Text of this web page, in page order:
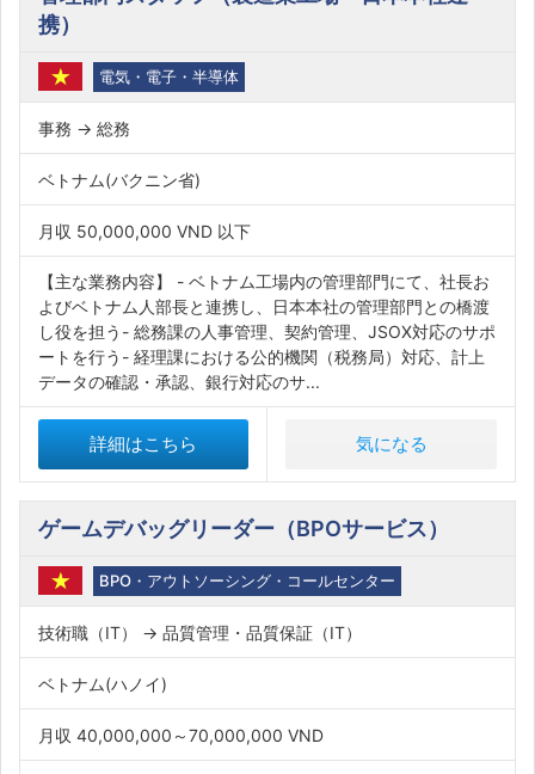
携）
電気・電子・半導体
事務 → 総務
ベトナム(バクニン省)
月収 50,000,000 VND 以下
【主な業務内容】 - ベトナム工場内の管理部門にて、社長お
よびベトナム人部長と連携し、日本本社の管理部門との橋渡
し役を担う- 総務課の人事管理、契約管理、JSOX対応のサポ
ートを行う- 経理課における公的機関（税務局）対応、計上
データの確認・承認、銀行対応のサ...
詳細はこちら 気になる
ゲームデバッグリーダー（BPOサービス）
BPO・アウトソーシング・コールセンター
技術職（IT） → 品質管理・品質保証（IT）
ベトナム(ハノイ)
月収 40,000,000～70,000,000 VND